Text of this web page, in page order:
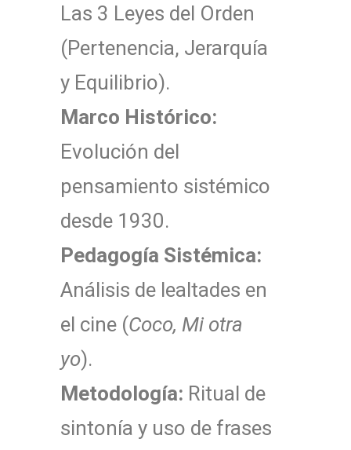
Las 3 Leyes del Orden
(Pertenencia, Jerarquía
y Equilibrio).
Marco Histórico:
Evolución del
pensamiento sistémico
desde 1930.
Pedagogía Sistémica:
Análisis de lealtades en
el cine (Coco, Mi otra
yo).
Metodología: Ritual de
sintonía y uso de frases